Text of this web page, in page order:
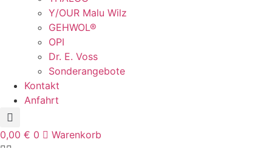
Y/OUR Malu Wilz
GEHWOL®
OPI
Dr. E. Voss
Sonderangebote
Kontakt
Anfahrt
0,00 € 0 Warenkorb